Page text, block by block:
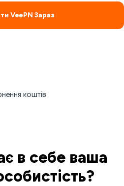
VeePN Зараз
коштів
в себе ваша